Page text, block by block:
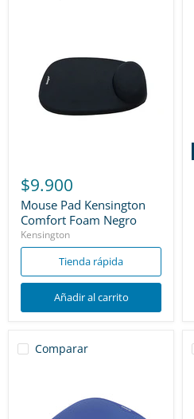
$9.900
Mouse Pad Kensington
Comfort Foam Negro
Kensington
Tienda rápida
Añadir al carrito
Comparar